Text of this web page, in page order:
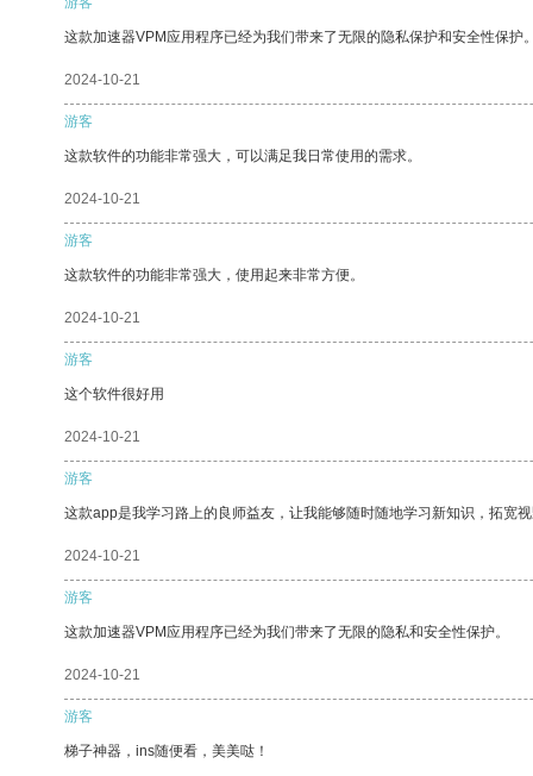
这款加速器VPM应用程序已经为我们带来了无限的隐私保护和安全性保护
2024-10-21
游客
这款软件的功能非常强大，可以满足我日常使用的需求。
2024-10-21
游客
这款软件的功能非常强大，使用起来非常方便。
2024-10-21
游客
这个软件很好用
2024-10-21
游客
这款app是我学习路上的良师益友，让我能够随时随地学习新知识，拓宽
2024-10-21
游客
这款加速器VPM应用程序已经为我们带来了无限的隐私和安全性保护。
2024-10-21
游客
梯子神器，ins随便看，美美哒！